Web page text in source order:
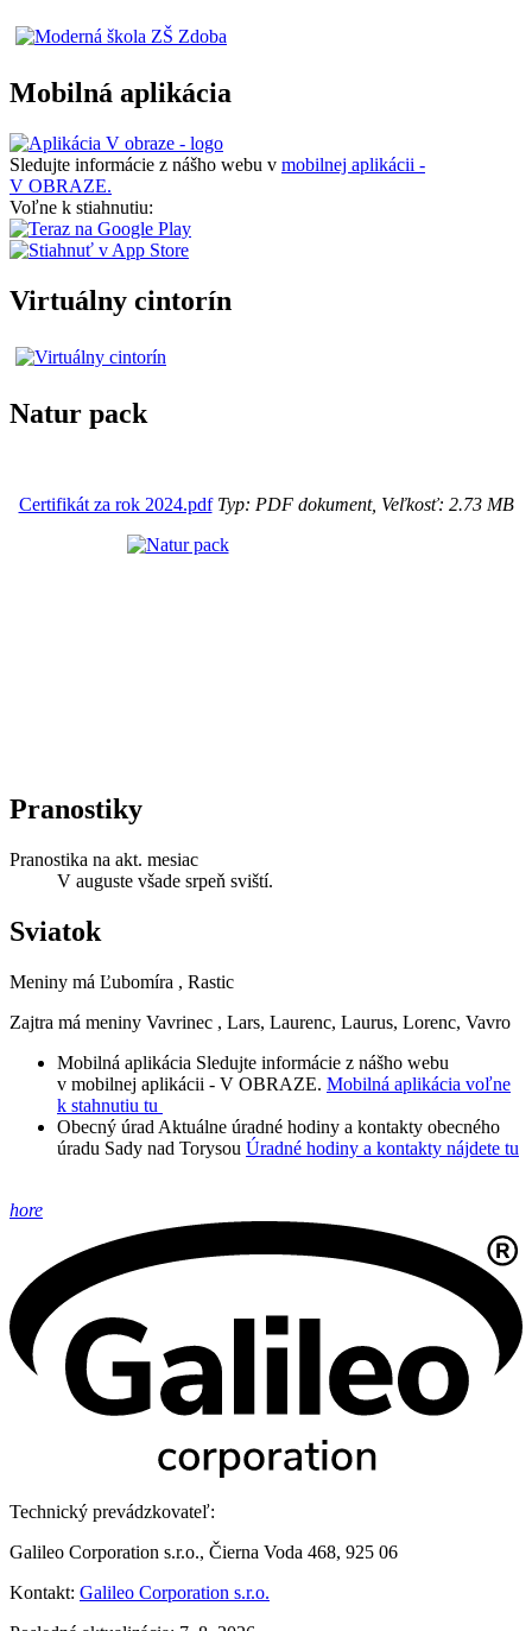
Mobilná aplikácia
Sledujte informácie z nášho webu v mobilnej aplikácii -
V OBRAZE.
Voľne k stiahnutiu:
Virtuálny cintorín
Natur pack
Certifikát za rok 2024.pdfTyp: PDF dokument, Veľkosť: 2.73 MB
Pranostiky
Pranostika na akt. mesiac
V auguste všade srpeň sviští.
Sviatok
Meniny má Ľubomíra , Rastic
Zajtra má meniny Vavrinec , Lars, Laurenc, Laurus, Lorenc, Vavro
Mobilná aplikácia Sledujte informácie z nášho webu
v mobilnej aplikácii - V OBRAZE. Mobilná aplikácia voľne
k stahnutiu tu
Obecný úrad Aktuálne úradné hodiny a kontakty obecného
úradu Sady nad Torysou Úradné hodiny a kontakty nájdete tu
hore
Technický prevádzkovateľ:
Galileo Corporation s.r.o., Čierna Voda 468, 925 06
Kontakt: Galileo Corporation s.r.o.